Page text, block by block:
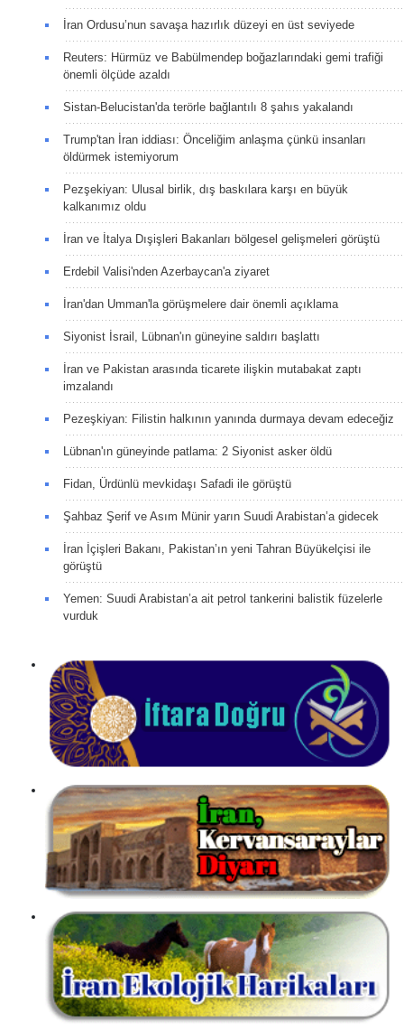
İran Ordusu’nun savaşa hazırlık düzeyi en üst seviyede
Reuters: Hürmüz ve Babülmendep boğazlarındaki gemi trafiği
önemli ölçüde azaldı
Sistan-Belucistan'da terörle bağlantılı 8 şahıs yakalandı
Trump'tan İran iddiası: Önceliğim anlaşma çünkü insanları
öldürmek istemiyorum
Pezşekiyan: Ulusal birlik, dış baskılara karşı en büyük
kalkanımız oldu
İran ve İtalya Dışişleri Bakanları bölgesel gelişmeleri görüştü
Erdebil Valisi'nden Azerbaycan'a ziyaret
İran'dan Umman'la görüşmelere dair önemli açıklama
Siyonist İsrail, Lübnan'ın güneyine saldırı başlattı
İran ve Pakistan arasında ticarete ilişkin mutabakat zaptı
imzalandı
Pezeşkiyan: Filistin halkının yanında durmaya devam edeceğiz
Lübnan'ın güneyinde patlama: 2 Siyonist asker öldü
Fidan, Ürdünlü mevkidaşı Safadi ile görüştü
Şahbaz Şerif ve Asım Münir yarın Suudi Arabistan’a gidecek
İran İçişleri Bakanı, Pakistan’ın yeni Tahran Büyükelçisi ile
görüştü
Yemen: Suudi Arabistan’a ait petrol tankerini balistik füzelerle
vurduk